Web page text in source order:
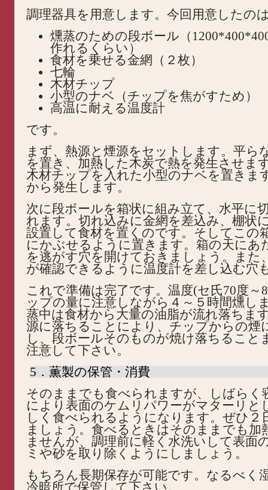
調理器具を用意します。今回用意したの
燻蒸のための段ボール（
作れるくらい）
食材を乗せる金網（２枚）
七輪
木材チップ
小型のナベ（チップを焦がすため）
高温に耐える温度計
です。
まず、熱源と煙源をセットします。平ら
を置き、加熱した木炭で熱を発生させま
木材チップを入れた小型のナベを置きま
から発生します。
次に段ボールを箱状に組み立て、水平に
れます。切れ込みに金網を差込み、棚状
設置して食材を置くのです。そしてこの
にかぶせるように置きます。箱の天にあ
を逃がす穴を開けておきましょう。また
が確認できるように温度計を差し込む穴
これで準備は完了です。温度(セ氏70度～
ップの量に注意しながら４～５時間燻し
蒸中は食材から大量の油脂が流れ落ちま
源に落ちることにより、チップからの煙
し、段ボールそのものが焼け落ちること
注意して下さい。
5．薫製の保管・消費
そのままでも食べられますが、しばらく
により表面のケムリパワーがマターリと
しく食べられるようになります。ぜひ２
ましょう。食べるときはそのままでも加
ませんが、調理前に軽く水洗いして表面
ミや砂を取り除くようにしましょう。
もちろん長期保存が可能です。なるべく
冷暗所で保管して下さい。